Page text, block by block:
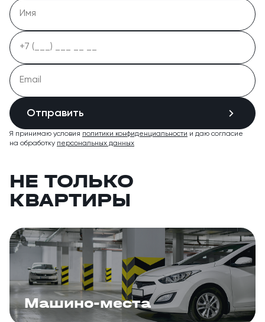
Отправить
Я принимаю условия политики конфиденциальности и даю согласие
на обработку персональных данных
НЕ ТОЛЬКО
КВАРТИРЫ
Машино-места